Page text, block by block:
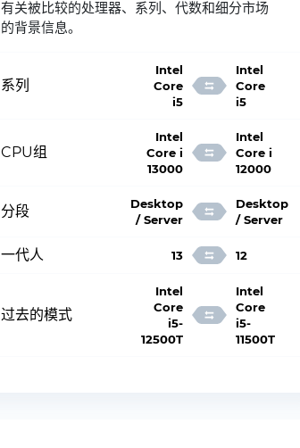
有关被比较的处理器、系列、代数和细分市场
的背景信息。
系列
Intel
Core
i5
Intel
Core
i5
CPU组
Intel
Core i
13000
Intel
Core i
12000
分段
Desktop
/ Server
Desktop
/ Server
一代人 13 12
过去的模式
Intel
Core
i5-
12500T
Intel
Core
i5-
11500T